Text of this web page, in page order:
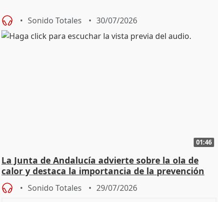
Sonido Totales 30/07/2026
01:46
La Junta de Andalucía advierte sobre la ola de
calor y destaca la importancia de la prevención
Sonido Totales 29/07/2026